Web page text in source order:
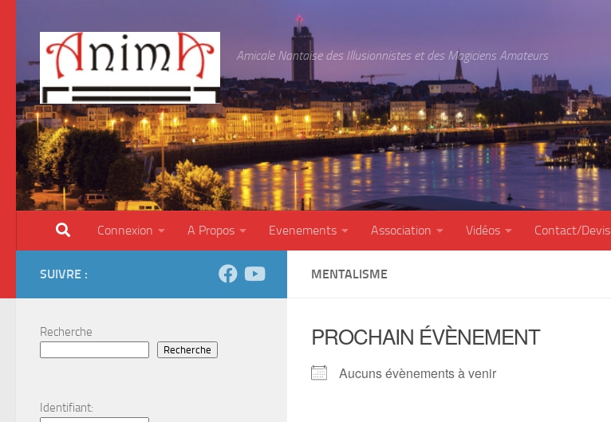
Amicale Nantaise des Illusionnistes et des Magiciens Amateurs
Connexion A Propos Evenements Association Vidéos Contact/Devis
MENTALISME
PROCHAIN ÉVÈNEMENT
Aucuns évènements à venir
SUIVRE :
Recherche
Recherche
Identifiant: